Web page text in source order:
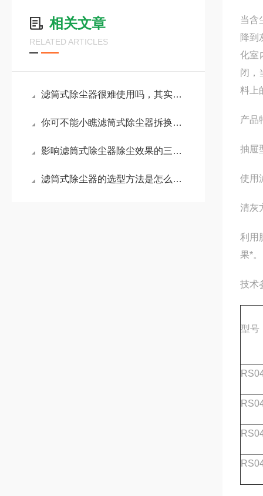
相关文章
RELATED ARTICLES
滤筒式除尘器很难使用吗，其实只有那几招
你可不能小瞧滤筒式除尘器拆换除尘滤芯的步骤
影响滤筒式除尘器除尘效果的三大因素
滤筒式除尘器的选型方法是怎么样的
当含
降到
化室
闭，
料上
产品
抽屉
使用
清灰
利用
果*。
技术
型号